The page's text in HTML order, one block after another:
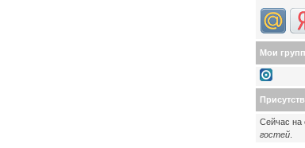
Мои
Сейчас на
гостей